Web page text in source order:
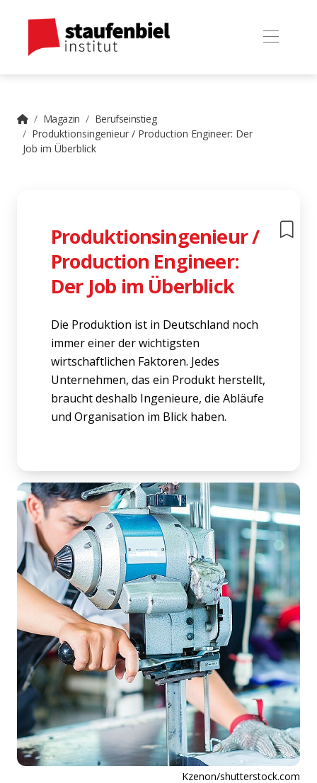
Magazin
Berufseinstieg
Produktionsingenieur / Production Engineer: Der
Job im Überblick
Produktionsingenieur /
Production Engineer:
Der Job im Überblick
Die Produktion ist in Deutschland noch
immer einer der wichtigsten
wirtschaftlichen Faktoren. Jedes
Unternehmen, das ein Produkt herstellt,
braucht deshalb Ingenieure, die Abläufe
und Organisation im Blick haben.
Kzenon/shutterstock.com